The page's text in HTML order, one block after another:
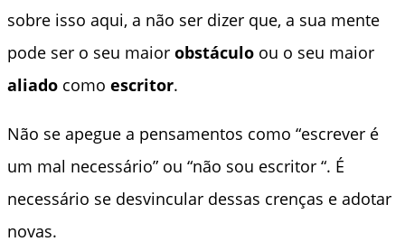
sobre isso aqui, a não ser dizer que, a sua mente
pode ser o seu maior obstáculo ou o seu maior
aliado como escritor.
Não se apegue a pensamentos como “escrever é
um mal necessário” ou “não sou escritor “. É
necessário se desvincular dessas crenças e adotar
novas.